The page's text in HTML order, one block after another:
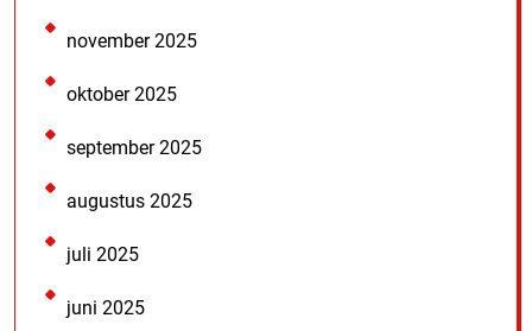
november 2025
oktober 2025
september 2025
augustus 2025
juli 2025
juni 2025